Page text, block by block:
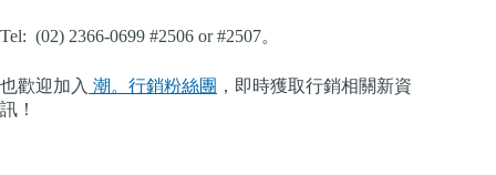
Tel: (02) 2366-0699 #2506 or #2507。
也歡迎加入 潮。行銷粉絲團 ，即時獲取行銷相關新資
訊！